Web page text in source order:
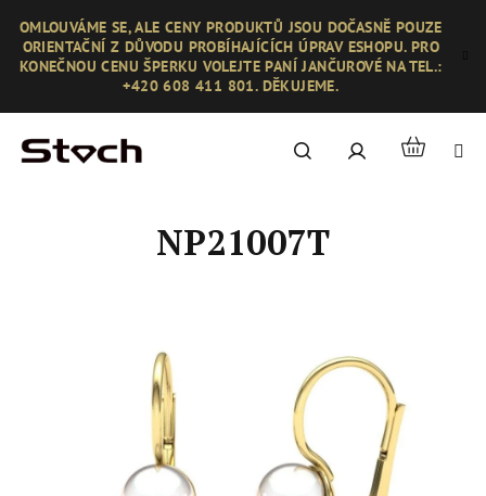
obsah
OMLOUVÁME SE, ALE CENY PRODUKTŮ JSOU DOČASNĚ POUZE
ORIENTAČNÍ Z DŮVODU PROBÍHAJÍCÍCH ÚPRAV ESHOPU. PRO
KONEČNOU CENU ŠPERKU VOLEJTE PANÍ JANČUROVÉ NA TEL.:
+420 608 411 801. DĚKUJEME.
Hledat PřihlášeníNákupní
NP21007T